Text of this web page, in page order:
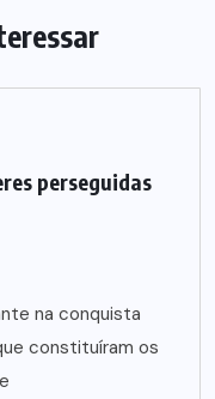
perseguidas
na conquista
constituíram os